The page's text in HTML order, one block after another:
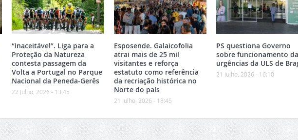
“Inaceitável”. Liga para a
Proteção da Natureza
contesta passagem da
Volta a Portugal no Parque
Nacional da Peneda-Gerês
22 Julho, 2026 - 13:45
Esposende. Galaicofolia
atrai mais de 25 mil
visitantes e reforça
estatuto como referência
da recriação histórica no
Norte do país
21 Julho, 2026 - 18:45
PS questiona Governo
sobre funcionamento
urgências da ULS de
21 Julho, 2026 - 16:10